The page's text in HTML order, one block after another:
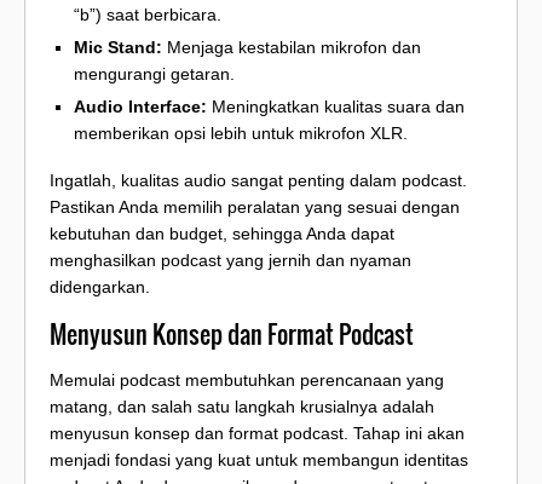
“b”) saat berbicara.
Mic Stand: Menjaga kestabilan mikrofon dan
mengurangi getaran.
Audio Interface: Meningkatkan kualitas suara dan
memberikan opsi lebih untuk mikrofon XLR.
Ingatlah, kualitas audio sangat penting dalam podcast.
Pastikan Anda memilih peralatan yang sesuai dengan
kebutuhan dan budget, sehingga Anda dapat
menghasilkan podcast yang jernih dan nyaman
didengarkan.
Menyusun Konsep dan Format Podcast
Memulai podcast membutuhkan perencanaan yang
matang, dan salah satu langkah krusialnya adalah
menyusun konsep dan format podcast. Tahap ini akan
menjadi fondasi yang kuat untuk membangun identitas